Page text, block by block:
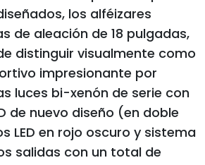
los alféizares
de aleación de 18 pulgadas,
distinguir visualmente como
impresionante por
luces bi-xenón de serie con
de nuevo diseño (en doble
LED en rojo oscuro y sistema
salidas con un total de